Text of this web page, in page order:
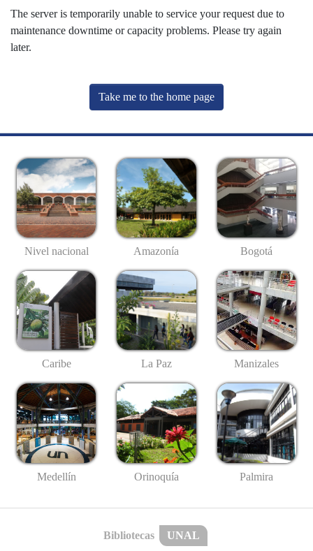
The server is temporarily unable to service your request due to
maintenance downtime or capacity problems. Please try again
later.
Take me to the home page
Nivel nacional Amazonía Bogotá
Caribe La Paz Manizales
Medellín Orinoquía Palmira
Bibliotecas UNAL